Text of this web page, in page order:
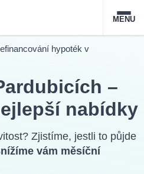
MENU
hypoték v
–
nabídky
Zjistíme, jestli to půjde
vám měsíční